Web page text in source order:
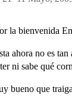
la bienvenida
ahora no es
ni sabe qué
bueno que